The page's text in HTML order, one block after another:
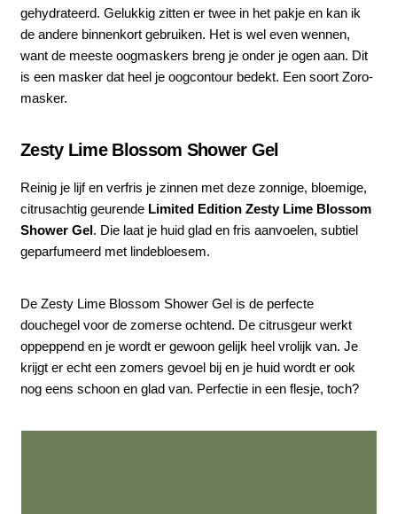
gehydrateerd. Gelukkig zitten er twee in het pakje en kan ik
de andere binnenkort gebruiken. Het is wel even wennen,
want de meeste oogmaskers breng je onder je ogen aan. Dit
is een masker dat heel je oogcontour bedekt. Een soort Zoro-
masker.
Zesty Lime Blossom Shower Gel
Reinig je lijf en verfris je zinnen met deze zonnige, bloemige,
citrusachtig geurende Limited Edition Zesty Lime Blossom
Shower Gel. Die laat je huid glad en fris aanvoelen, subtiel
geparfumeerd met lindebloesem.
De Zesty Lime Blossom Shower Gel is de perfecte
douchegel voor de zomerse ochtend. De citrusgeur werkt
oppeppend en je wordt er gewoon gelijk heel vrolijk van. Je
krijgt er echt een zomers gevoel bij en je huid wordt er ook
nog eens schoon en glad van. Perfectie in een flesje, toch?